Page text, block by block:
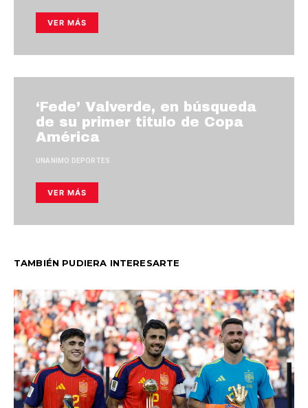
VER MÁS
‘Fede’ Valverde, en búsqueda
de su primer titulo de Copa
América
UNANIMO DEPORTES
VER MÁS
TAMBIÉN PUDIERA INTERESARTE